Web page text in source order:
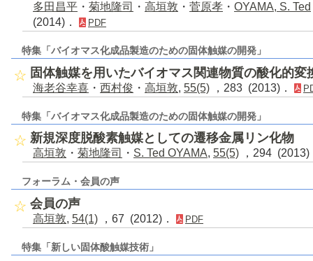
多田昌平 ・ 菊地隆司 ・ 高垣敦 ・ 菅原孝 ・ OYAMA, S. Ted
(2014)．
PDF
特集「バイオマス化成品製造のための固体触媒の開発」
固体触媒を用いたバイオマス関連物質の酸化的変
海老谷幸喜 ・ 西村俊 ・ 高垣敦, 55(5) ，283 (2013)．
特集「バイオマス化成品製造のための固体触媒の開発」
新規深度脱酸素触媒としての遷移金属リン化物
高垣敦 ・ 菊地隆司 ・ S. Ted OYAMA, 55(5) ，294
フォーラム・会員の声
会員の声
高垣敦, 54(1) ，67 (2012)． PDF
特集「新しい固体酸触媒技術」